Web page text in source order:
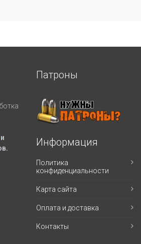
и
Патроны
Информация
Политика
конфиденциальности
Карта сайта
Оплата и доставка
Контакты